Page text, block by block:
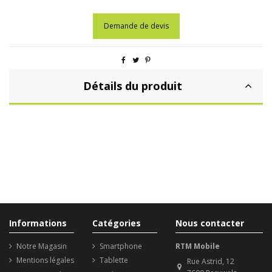
Demande de devis
Détails du produit
Informations
Notre Magasin
Mentions légales
Catégories
Smartphone
Tablette
Nous contacter
RTM Mobile
Rue Astrid, 12